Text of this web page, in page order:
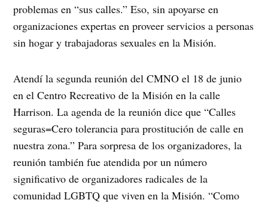
problemas en “sus calles.” Eso, sin apoyarse en
organizaciones expertas en proveer servicios a personas
sin hogar y trabajadoras sexuales en la Misión.
Atendí la segunda reunión del CMNO el 18 de junio
en el Centro Recreativo de la Misión en la calle
Harrison. La agenda de la reunión dice que “Calles
seguras=Cero tolerancia para prostitución de calle en
nuestra zona.” Para sorpresa de los organizadores, la
reunión también fue atendida por un número
significativo de organizadores radicales de la
comunidad LGBTQ que viven en la Misión. “Como